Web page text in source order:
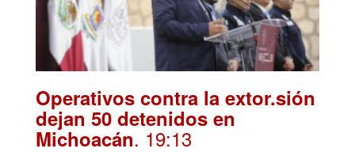
Operativos contra la extor.sión
dejan 50 detenidos en
Michoacán. 19:13